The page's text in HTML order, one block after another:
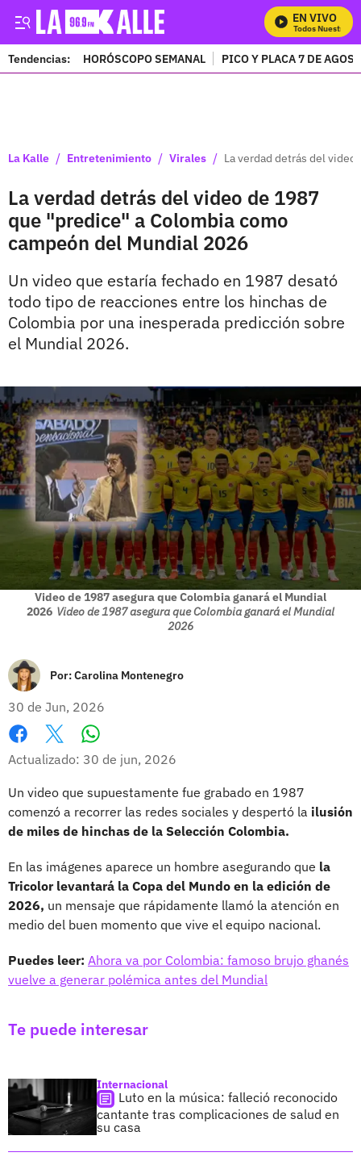
EN VIVO
Mira Todos Nuestros
Tendencias: HORÓSCOPO SEMANAL PICO Y PLACA 7 DE
La Kalle / Entretenimiento / Virales / La verdad detrás del
La verdad detrás del video de 1987
que "predice" a Colombia como
campeón del Mundial 2026
Un video que estaría fechado en 1987 desató
todo tipo de reacciones entre los hinchas de
Colombia por una inesperada predicción sobre
el Mundial 2026.
Video de 1987 asegura que Colombia ganará el Mundial
2026 Video de 1987 asegura que Colombia ganará el Mundial
2026
Por:Carolina Montenegro
30 de Jun, 2026
Facebook
X
Actualizado: 30 de jun, 2026
Un video que supuestamente fue grabado en 1987
comenzó a recorrer las redes sociales y despertó la ilusión
de miles de hinchas de la Selección Colombia.
En las imágenes aparece un hombre asegurando que la
Tricolor levantará la Copa del Mundo en la edición de
2026, un mensaje que rápidamente llamó la atención en
medio del buen momento que vive el equipo nacional.
Puedes leer: Ahora va por Colombia: famoso brujo ghanés
vuelve a generar polémica antes del Mundial
Te puede interesar
Internacional
Luto en la música: falleció reconocido
cantante tras complicaciones de salud en
su casa